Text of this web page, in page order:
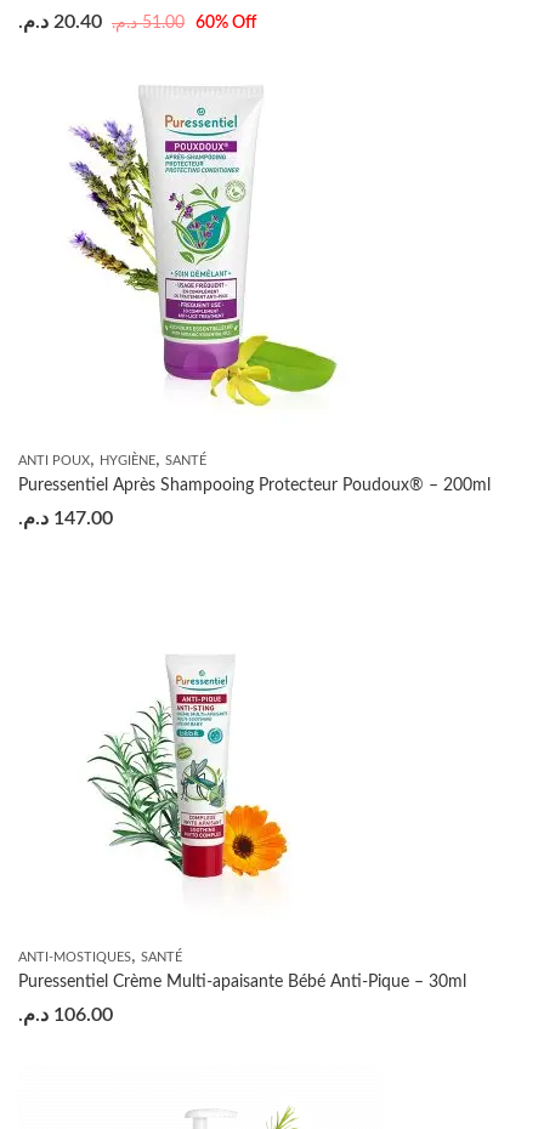
51.00 د.م. 20.40 د.م. 60% Off
ANTI POUX, HYGIÈNE, SANTÉ
Puressentiel Après Shampooing Protecteur Poudoux® – 200ml
147.00 د.م.
ANTI-MOSTIQUES, SANTÉ
Puressentiel Crème Multi-apaisante Bébé Anti-Pique – 30ml
106.00 د.م.